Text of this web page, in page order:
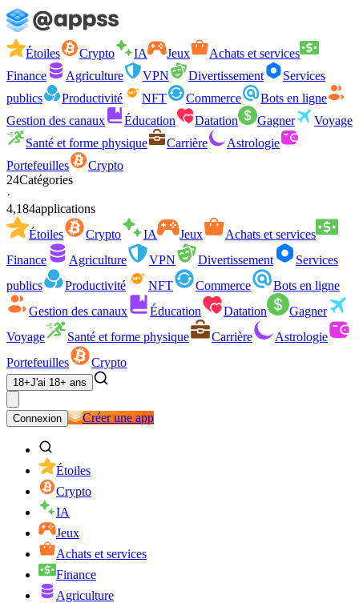
Étoiles Crypto IA Jeux
Achats et services
Finance
Agriculture VPN Divertissement
Services
publics
Productivité NFT Commerce
Bots en ligne
Gestion des canaux
Éducation Datation Gagner
Voyage
Santé et forme physique
Carrière
Astrologie
Portefeuilles
Crypto
24Catégories
·
4,184applications
Étoiles
Crypto IA Jeux
Achats et services
Finance
Agriculture VPN Divertissement
Services
publics
Productivité NFT Commerce
Bots en ligne
Gestion des canaux
Éducation Datation
Gagner
Voyage
Santé et forme physique Carrière
Astrologie
Portefeuilles
Crypto
18+J'ai 18+ ans
Connexion Créer une app
Étoiles
Crypto
IA
Jeux
Achats et services
Finance
Agriculture